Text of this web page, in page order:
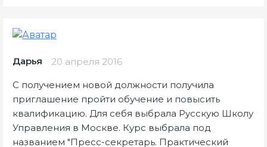
Дарья 20 апреля 2016
С получением новой должности получила
приглашение пройти обучение и повысить
квалификацию. Для себя выбрала Русскую Школу
Управления в Москве. Курс выбрала под
названием "Пресс-секретарь. Практический